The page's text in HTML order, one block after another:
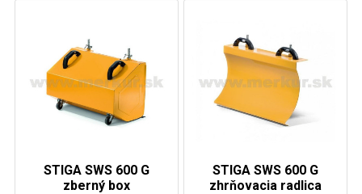
STIGA SWS 600 G
zberný box
STIGA SWS 600 G
zhrňovacia radlica